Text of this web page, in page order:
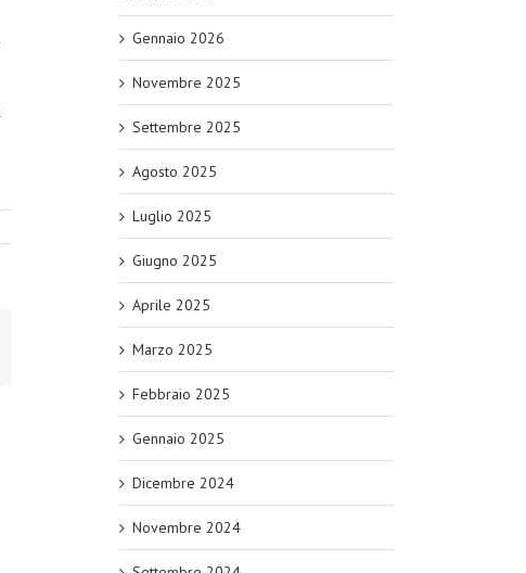
Gennaio 2026
Novembre 2025
Settembre 2025
Agosto 2025
Luglio 2025
Giugno 2025
Aprile 2025
Marzo 2025
Febbraio 2025
Gennaio 2025
Dicembre 2024
Novembre 2024